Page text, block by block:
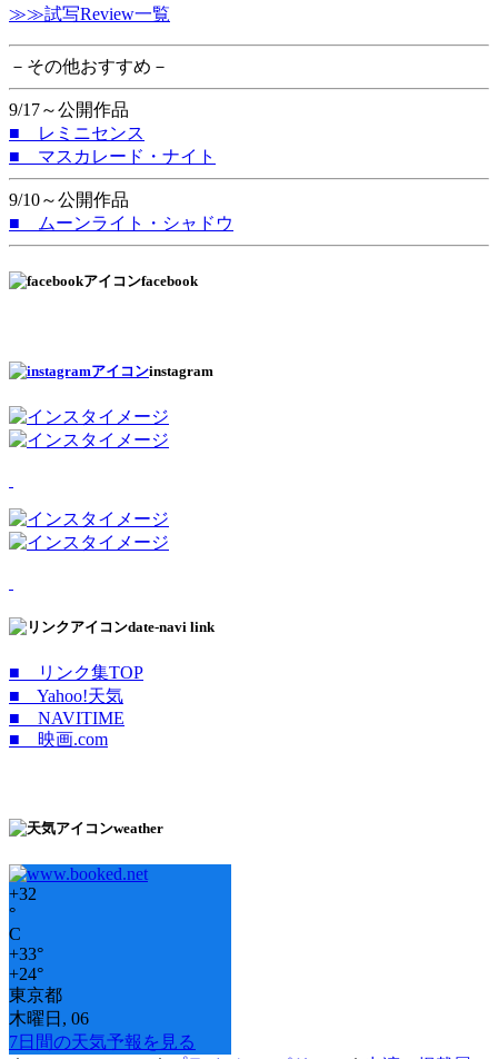
≫≫試写Review一覧
－その他おすすめ－
9/17～公開作品
■ レミニセンス
■ マスカレード・ナイト
9/10～公開作品
■ ムーンライト・シャドウ
facebook
instagram
date-navi link
■ リンク集TOP
■ Yahoo!天気
■ NAVITIME
■ 映画.com
weather
+32
°
C
+33°
+24°
東京都
木曜日, 06
7日間の天気予報を見る